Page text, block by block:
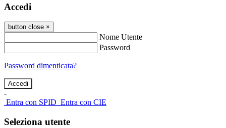
Accedi
button close ×
Nome Utente
Password
Password dimenticata?
-
Entra con SPID Entra con CIE
Seleziona utente